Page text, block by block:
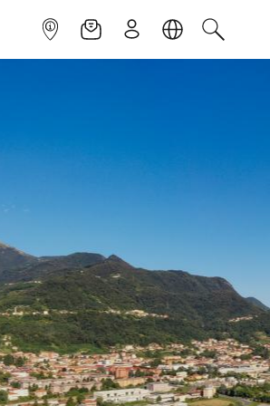
INFOPOINTNEWSLETTER
ISCRIVITILINGUACERCA